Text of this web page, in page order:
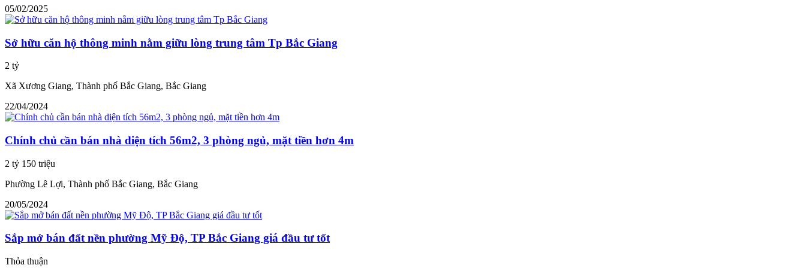
05/02/2025
Sở hữu căn hộ thông minh nằm giữu lòng trung tâm Tp Bắc Giang
2 tỷ
Xã Xương Giang, Thành phố Bắc Giang, Bắc Giang
22/04/2024
Chính chủ cần bán nhà diện tích 56m2, 3 phòng ngủ, mặt tiền hơn 4m
2 tỷ 150 triệu
Phường Lê Lợi, Thành phố Bắc Giang, Bắc Giang
20/05/2024
Sắp mở bán đất nền phường Mỹ Độ, TP Bắc Giang giá đầu tư tốt
Thỏa thuận